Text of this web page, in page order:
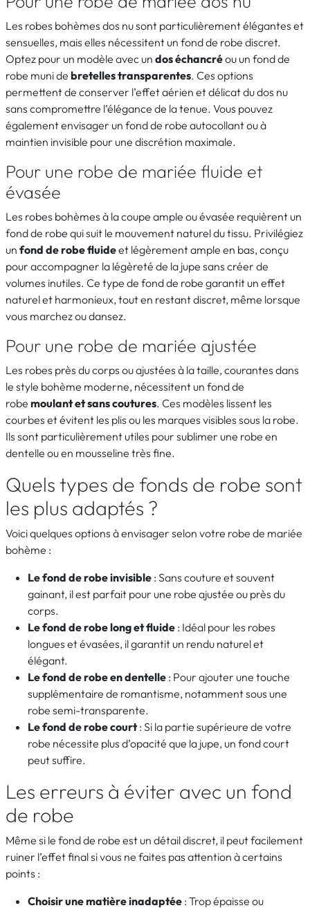
Les robes bohèmes dos nu sont particulièrement élégantes et
sensuelles, mais elles nécessitent un fond de robe discret.
Optez pour un modèle avec un dos échancréou un fond de
robe muni de bretelles transparentes. Ces options
permettent de conserver l’effet aérien et délicat du dos nu
sans compromettre l’élégance de la tenue. Vous pouvez
également envisager un fond de robe autocollant ou à
maintien invisible pour une discrétion maximale.
Pour une robe de mariée fluide et
évasée
Les robes bohèmes à la coupe ample ou évasée requièrent un
fond de robe qui suit le mouvement naturel du tissu. Privilégiez
un fond de robe fluideet légèrement ample en bas, conçu
pour accompagner la légèreté de la jupe sans créer de
volumes inutiles. Ce type de fond de robe garantit un effet
naturel et harmonieux, tout en restant discret, même lorsque
vous marchez ou dansez.
Pour une robe de mariée ajustée
Les robes près du corps ou ajustées à la taille, courantes dans
le style bohème moderne, nécessitent un fond de
robe moulant et sans coutures. Ces modèles lissent les
courbes et évitent les plis ou les marques visibles sous la robe.
Ils sont particulièrement utiles pour sublimer une robe en
dentelle ou en mousseline très fine.
Quels types de fonds de robe sont
les plus adaptés ?
Voici quelques options à envisager selon votre robe de mariée
bohème :
Le fond de robe invisible : Sans couture et souvent
gainant, il est parfait pour une robe ajustée ou près du
corps.
Le fond de robe long et fluide : Idéal pour les robes
longues et évasées, il garantit un rendu naturel et
élégant.
Le fond de robe en dentelle : Pour ajouter une touche
supplémentaire de romantisme, notamment sous une
robe semi-transparente.
Le fond de robe court : Si la partie supérieure de votre
robe nécessite plus d’opacité que la jupe, un fond court
peut suffire.
Les erreurs à éviter avec un fond
de robe
Même si le fond de robe est un détail discret, il peut facilement
ruiner l’effet final si vous ne faites pas attention à certains
points :
Choisir une matière inadaptée : Trop épaisse ou